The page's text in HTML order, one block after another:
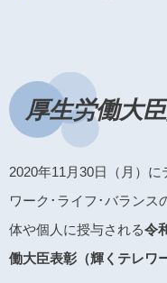
厚生労働大
2020年11月30日（月）
ワーク･ライフ･バランス
体や個人に授与される令
働大臣表彰（輝くテレワ